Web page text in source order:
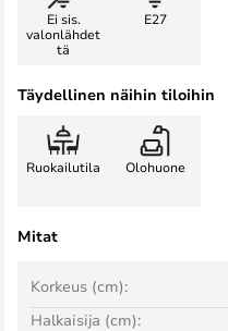
Ei sis.
valonlähdet
tä
E27
Täydellinen näihin tiloihin
Ruokailutila Olohuone
Mitat
Korkeus (cm):
Halkaisija (cm):